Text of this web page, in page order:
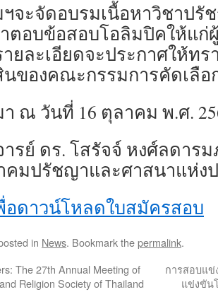
จะจัดอบรมเนื้อหาวิชาปรั
ตอบข้อสอบโอลิมปิคให้แก่
ยละเอียดจะประกาศให้ท
ของคณะกรรมการคัดเลือ
ณ วันที่ 16 ตุลาคม พ.ศ.
รย์ ดร. โสรัจจ์ หงศ์ลดาร
คมปรัชญาและศาสนาแห่ง
อดาวน์โหลดใบสมัครสอบ
in News. Bookmark thepermalink.
The 27th Annual Meeting of
Religion Society of Thailand
การสอบแข่
แข่งขัน